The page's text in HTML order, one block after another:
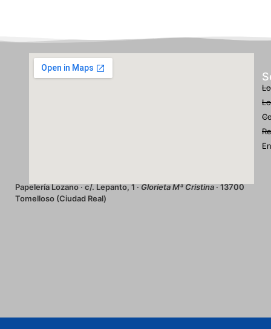
Papelería Lozano · c/. Lepanto, 1 ·Glorieta Mª Cristina· 13700
Tomelloso (Ciudad Real)